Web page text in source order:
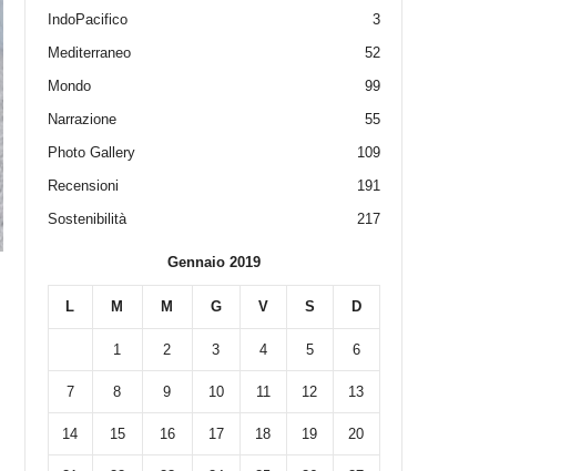
IndoPacifico
3
Mediterraneo
52
Mondo
99
Narrazione
55
Photo Gallery
109
Recensioni
191
Sostenibilità
217
Gennaio 2019
L M M G V S D
1 2 3 4 5 6
7 8 9 10 11 12 13
14 15 16 17 18 19 20